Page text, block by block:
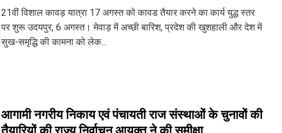
21वीं विशाल कावड़ यात्रा 17 अगस्त को कावड तैयार करने का कार्य युद्ध स्तर
पर शुरू उदयपुर, 6 अगस्त। मेवाड़ में अच्छी बारिश, प्रदेश की खुशहाली और देश में
सुख-समृद्धि की कामना को लेक...
आगामी नगरीय निकाय एवं पंचायती राज संस्थाओं के चुनावों की